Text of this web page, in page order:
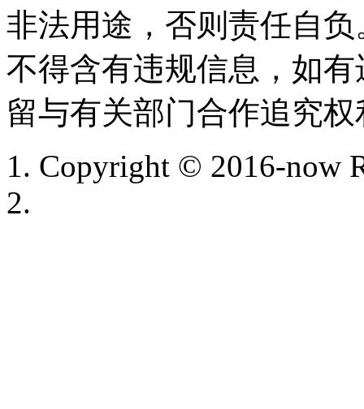
非法用途，否则责任自
不得含有违规信息，如
留与有关部门合作追究权
Copyright © 2016-now